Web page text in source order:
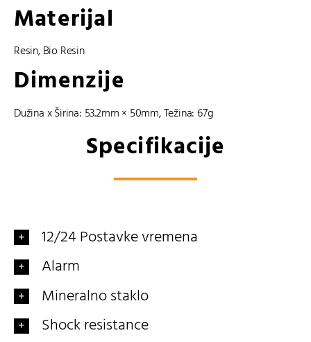
Materijal
Resin,Bio Resin
Dimenzije
Dužina x Širina: 53.2mm × 50mm, Težina: 67g
Specifikacije
12/24 Postavke vremena
Alarm
Mineralno staklo
Shock resistance